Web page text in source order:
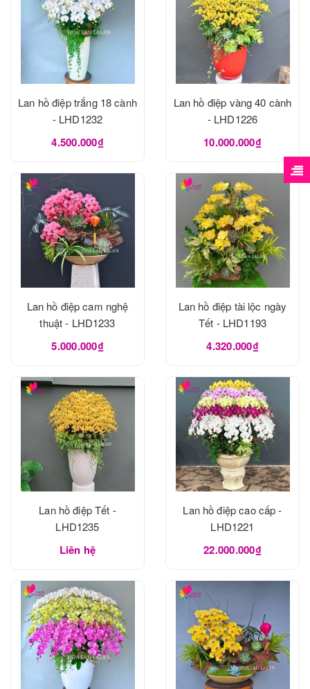
Lan hồ điệp trắng 18 cành
- LHD1232
4.500.000₫
Lan hồ điệp vàng 40 cành
- LHD1226
10.000.000₫
Lan hồ điệp cam nghệ
thuật - LHD1233
5.000.000₫
Lan hồ điệp tài lộc ngày
Tết - LHD1193
4.320.000₫
Lan hồ điệp Tết -
LHD1235
Liên hệ
Lan hồ điệp cao cấp -
LHD1221
22.000.000₫